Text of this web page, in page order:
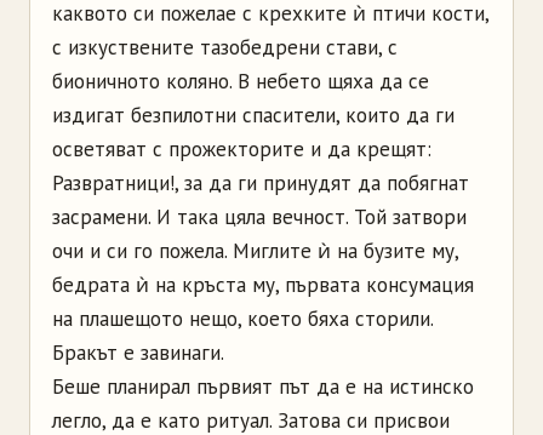
каквото си пожелае с крехките ѝ птичи кости,
с изкуствените тазобедрени стави, с
бионичното коляно. В небето щяха да се
издигат безпилотни спасители, които да ги
осветяват с прожекторите и да крещят:
Развратници!, за да ги принудят да побягнат
засрамени. И така цяла вечност. Той затвори
очи и си го пожела. Миглите ѝ на бузите му,
бедрата ѝ на кръста му, първата консумация
на плашещото нещо, което бяха сторили.
Бракът е завинаги.
Беше планирал първият път да е на истинско
легло, да е като ритуал. Затова си присвои